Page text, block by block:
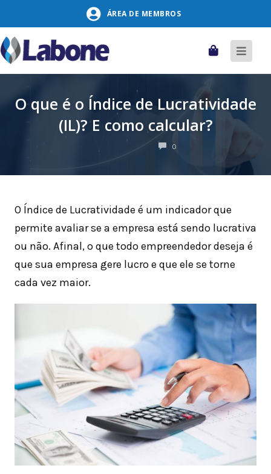
conteúdo
ÁREA DE MEMBROS
Carrinho
O que é o Índice de Lucratividade
(IL)? E como calcular?
0
O Índice de Lucratividade é um indicador que
permite avaliar se a empresa está sendo lucrativa
ou não. Afinal, o que todo empreendedor deseja é
que sua empresa gere lucro e que ele se torne
cada vez maior.